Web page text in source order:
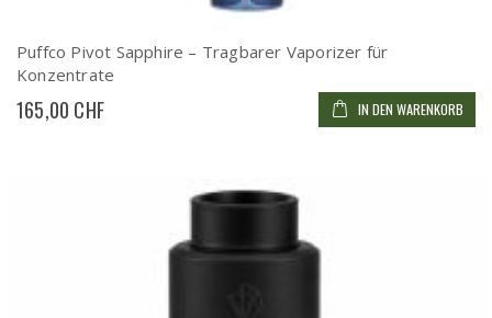
Puffco Pivot Sapphire – Tragbarer Vaporizer für
Konzentrate
165,00 CHF IN DEN WARENKORB